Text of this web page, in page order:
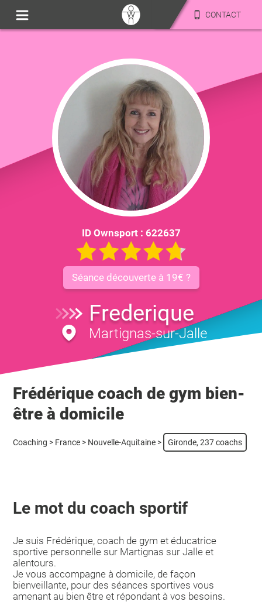
CONTACT
ID Ownsport : 622637
Séance découverte à 19€ ?
Frederique
Martignas-sur-Jalle
Frédérique coach de gym bien-
être à domicile
Coaching > France > Nouvelle-Aquitaine > Gironde, 237 coachs
Le mot du coach sportif
Je suis Frédérique, coach de gym et éducatrice
sportive personnelle sur Martignas sur Jalle et
alentours.
Je vous accompagne à domicile, de façon
bienveillante, pour des séances sportives vous
amenant au bien être et répondant à vos besoins.